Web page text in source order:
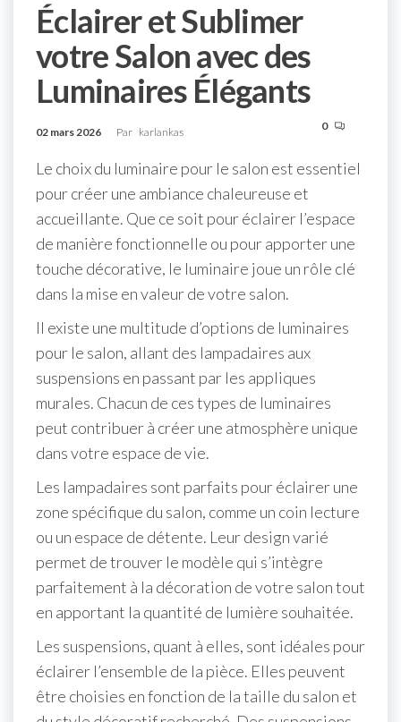
Éclairer et Sublimer
votre Salon avec des
Luminaires Élégants
02 mars 2026 Par karlankas 0
Le choix du luminaire pour le salon est essentiel
pour créer une ambiance chaleureuse et
accueillante. Que ce soit pour éclairer l’espace
de manière fonctionnelle ou pour apporter une
touche décorative, le luminaire joue un rôle clé
dans la mise en valeur de votre salon.
Il existe une multitude d’options de luminaires
pour le salon, allant des lampadaires aux
suspensions en passant par les appliques
murales. Chacun de ces types de luminaires
peut contribuer à créer une atmosphère unique
dans votre espace de vie.
Les lampadaires sont parfaits pour éclairer une
zone spécifique du salon, comme un coin lecture
ou un espace de détente. Leur design varié
permet de trouver le modèle qui s’intègre
parfaitement à la décoration de votre salon tout
en apportant la quantité de lumière souhaitée.
Les suspensions, quant à elles, sont idéales pour
éclairer l’ensemble de la pièce. Elles peuvent
être choisies en fonction de la taille du salon et